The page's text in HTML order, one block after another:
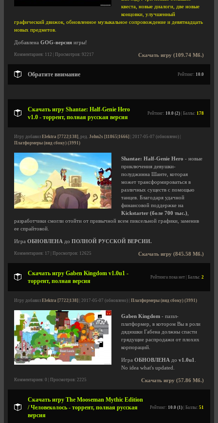
квеста, новые диалоги, две новые
концовки, улучшенный
графический движок, обновленное музыкальное сопровождение и девятнадцать
новых предметов.
Добавлена GOG-версия игры!
Скачать игру (109.74 Мб.)
Комментариев: 112 | Просмотров: 92217
Обратите внимание Рейтинг: 10.0
Скачать игру Shantae: Half-Genie Hero
v1.0 - торрент, полная русская версия
Рейтинг: 10.0 (2) | Баллы: 178
Игру добавил Elektra [7722|138], ред. John2s [11865|1666] | 2017-05-07 (обновлено) |
Платформеры (вид сбоку) (3991)
Shantae: Half-Genie Hero - новые
приключения девушки-
полуджинна Шанте, которая
может трансформироваться в
различных существ с помощью
танцев. Благодаря удачной
финансовой поддержке на
Kickstarter (боле 700 тыс.)
разработчики смогли отойти от привычной всем пиксельной графики, заменив
ее спрайтовой.
Игра ОБНОВЛЕНА до ПОЛНОЙ РУССКОЙ ВЕРСИИ.
Скачать игру (845.58 Мб.)
Комментариев: 17 | Просмотров: 12625
Скачать игру Gaben Kingdom v1.0u1 -
торрент, полная версия
Рейтинга пока нет | Баллы: 2
Игру добавил Elektra [7722|138] | 2017-05-07 (обновлено) | Платформеры (вид сбоку) (3991)
Gaben Kingdom - паззл-
платформер, в котором Вы в роли
дядюшки Габена должны спасти
грядущие распродажи от плохих
корпораций.
Игра ОБНОВЛЕНА до v1.0u1
No idea what's updated.
Скачать игру (57.86 Мб.)
Комментариев: 0 | Просмотров: 2225
Скачать игру The Mooseman Mythic Edition
/ Человеколось - торрент, полная русская
версия
Рейтинг: 10.0 (1) | Баллы: 51